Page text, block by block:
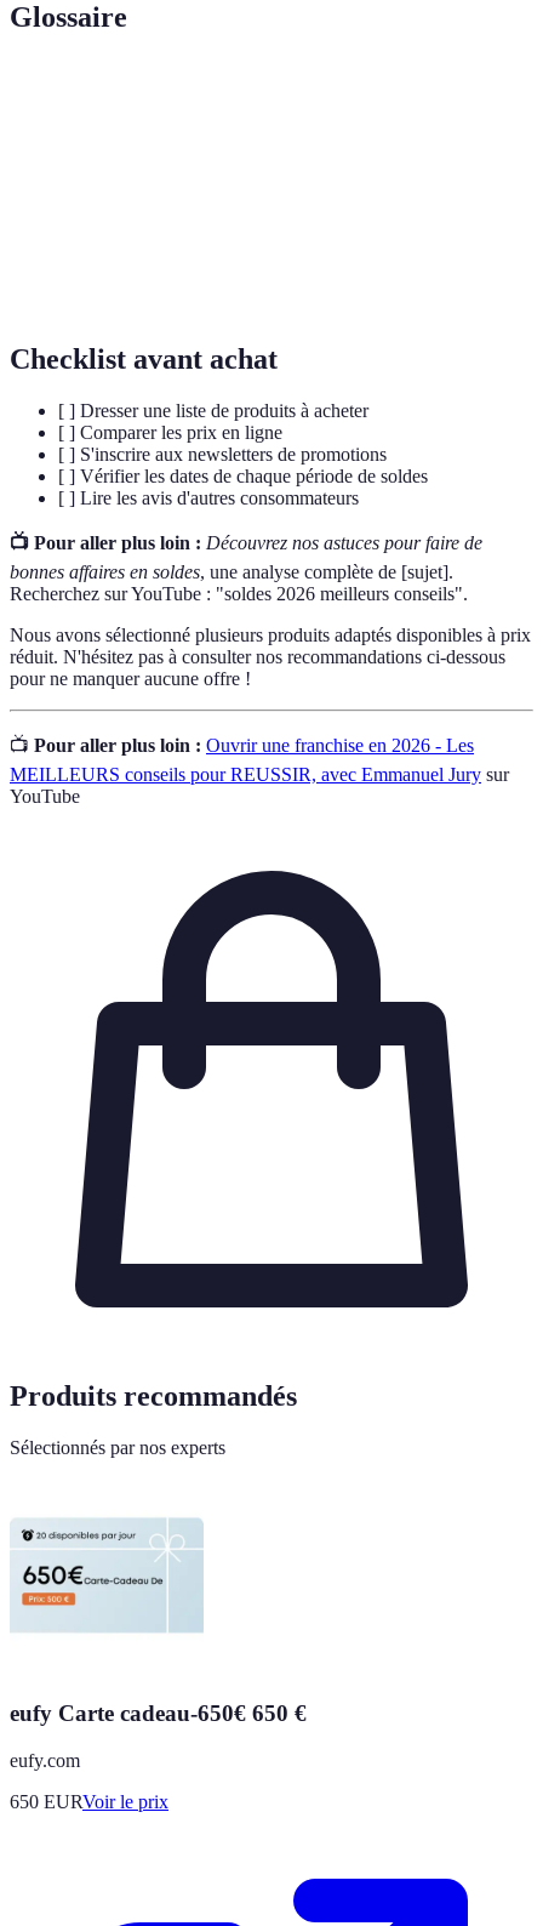
Glossaire
Checklist avant achat
[ ] Dresser une liste de produits à acheter
[ ] Comparer les prix en ligne
[ ] S'inscrire aux newsletters de promotions
[ ] Vérifier les dates de chaque période de soldes
[ ] Lire les avis d'autres consommateurs
📺 Pour aller plus loin : Découvrez nos astuces pour faire de
bonnes affaires en soldes, une analyse complète de [sujet].
Recherchez sur YouTube : "soldes 2026 meilleurs conseils".
Nous avons sélectionné plusieurs produits adaptés disponibles à prix
réduit. N'hésitez pas à consulter nos recommandations ci-dessous
pour ne manquer aucune offre !
📺 Pour aller plus loin : Ouvrir une franchise en 2026 - Les
MEILLEURS conseils pour REUSSIR, avec Emmanuel Jury sur
YouTube
Produits recommandés
Sélectionnés par nos experts
eufy Carte cadeau-650€ 650 €
eufy.com
650 EURVoir le prix